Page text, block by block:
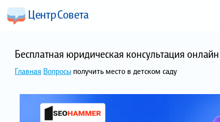
Бесплатная юридическая консультация
Главная Вопросы получить место в детском саду